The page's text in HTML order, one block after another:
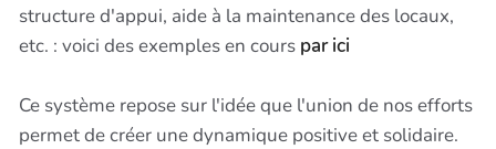
structure d'appui, aide à la maintenance des locaux,
etc. : voici des exemples en cours par ici
Ce système repose sur l'idée que l'union de nos efforts
permet de créer une dynamique positive et solidaire.